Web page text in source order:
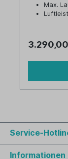
Max.
Service-
Informationen